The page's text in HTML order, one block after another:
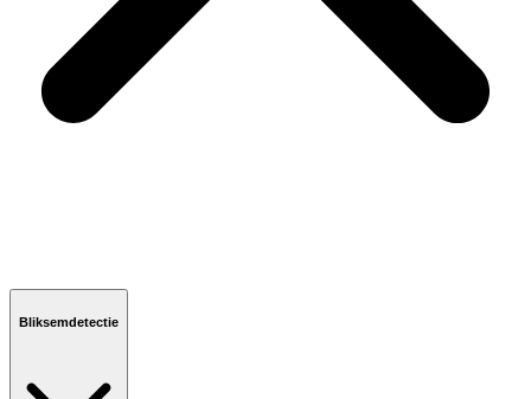
Bliksemdetectie